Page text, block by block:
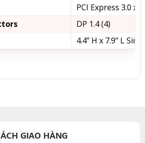
PCI Express 3.0 x
DP 1.4 (4)
4.4” H x 7.9” L
GIAO HÀNG